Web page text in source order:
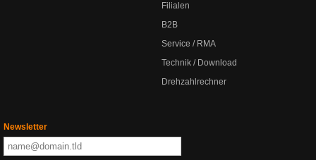
Filialen
B2B
Service / RMA
Technik / Download
Drehzahlrechner
Newsletter